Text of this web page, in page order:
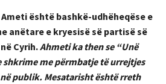
është bashkë-udhëheqëse e
anëtare e kryesisë së partisë së
Cyrih.Ahmeti ka then se “Unë
shkrime me përmbatje të urrejtjes
publik. Mesatarisht është rreth